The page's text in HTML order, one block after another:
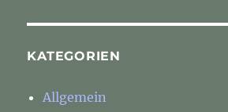
KATEGORIEN
Allgemein